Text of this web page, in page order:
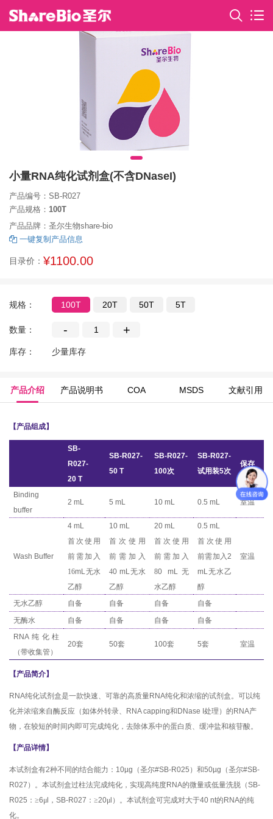
小量RNA纯化试剂盒(不含DNaseI)
产品编号：SB-R027
产品规格： 100T
产品品牌：圣尔生物share-bio
一键复制产品信息
目录价： ¥1100.00
规格： 100T 20T 50T 5T
数量： - +
库存： 少量库存
产品介绍 产品说明书 COA MSDS 文献引用
【产品组成】
SB-
R027-
20 T
SB-R027-
50 T
SB-R027-
100次
SB-R027-
试用装5次
保存
Binding
buffer
2 mL 5 mL 10 mL 0.5 mL 室温
Wash Buffer
4 mL
首次使用
前需加入
16mL无水
乙醇
10 mL
首次使用
前需加入
40 mL无水
乙醇
20 mL
首次使用
前需加入
80 mL 无
水乙醇
0.5 mL
首次使用
前需加入2
mL无水乙
醇
室温
无水乙醇 自备 自备 自备
自备
无酶水
自备 自备 自备
自备
RNA 纯化柱
（带收集管）
20套 50套 100套 5套 室温
【产品简介】
RNA纯化试剂盒是一款快速、可靠的高质量RNA纯化和浓缩的试剂盒。可以纯
化并浓缩来自酶反应（如体外转录、
RNA capping和 DNase I 处理）的 RNA产
物，在较短的时间内即可完成纯化，去除体系中的蛋白质、缓冲盐和核苷酸。
【产品详情】
本试剂盒有2种不同的结合能力： 10µg （圣尔#SB-R025 ）和50µg （圣尔#SB-
R027 ）。本试剂盒过柱法完成纯化，实现高纯度RNA的微量或低量洗脱（SB-
R025 ：≥6μl ， SB-R027 ：≥20μl ）。本试剂盒可完成对大于40 nt的RNA的纯
化。